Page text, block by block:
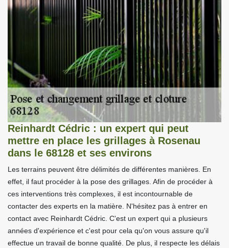
Reinhardt Cédric : un expert qui peut
mettre en place les grillages à Rosenau
dans le 68128 et ses environs
Les terrains peuvent être délimités de différentes manières. En
effet, il faut procéder à la pose des grillages. Afin de procéder à
ces interventions très complexes, il est incontournable de
contacter des experts en la matière. N'hésitez pas à entrer en
contact avec Reinhardt Cédric. C'est un expert qui a plusieurs
années d'expérience et c'est pour cela qu'on vous assure qu'il
effectue un travail de bonne qualité. De plus, il respecte les délais